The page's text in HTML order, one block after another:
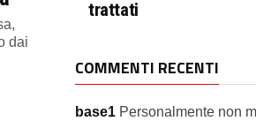
dai
trattati
COMMENTI RECENTI
base1 Personalmente non